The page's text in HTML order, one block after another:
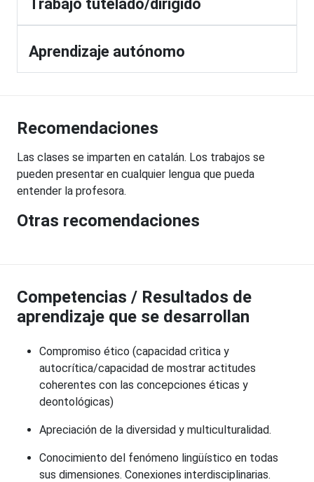
Trabajo tutelado/dirigido
Aprendizaje autónomo
Recomendaciones
Las clases se imparten en catalán. Los trabajos se
pueden presentar en cualquier lengua que pueda
entender la profesora.
Otras recomendaciones
Competencias / Resultados de
aprendizaje que se desarrollan
Compromiso ético (capacidad crìtica y
autocrítica/capacidad de mostrar actitudes
coherentes con las concepciones éticas y
deontológicas)
Apreciación de la diversidad y multiculturalidad.
Conocimiento del fenómeno lingüístico en todas
sus dimensiones. Conexiones interdisciplinarias.